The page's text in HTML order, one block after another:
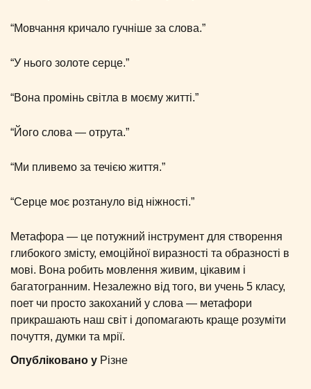
“Мовчання кричало гучніше за слова.”
“У нього золоте серце.”
“Вона промінь світла в моєму житті.”
“Його слова — отрута.”
“Ми пливемо за течією життя.”
“Серце моє розтануло від ніжності.”
Метафора — це потужний інструмент для створення
глибокого змісту, емоційної виразності та образності в
мові. Вона робить мовлення живим, цікавим і
багатогранним. Незалежно від того, ви учень 5 класу,
поет чи просто закоханий у слова — метафори
прикрашають наш світ і допомагають краще розуміти
почуття, думки та мрії.
Опубліковано у Різне